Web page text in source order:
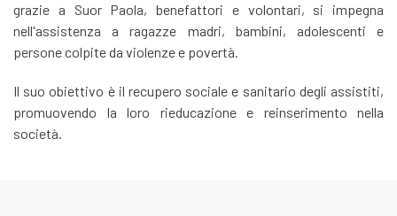
grazie a Suor Paola, benefattori e volontari, si impegna
nell'assistenza a ragazze madri, bambini, adolescenti e
persone colpite da violenze e povertà.
Il suo obiettivo è il recupero sociale e sanitario degli assistiti,
promuovendo la loro rieducazione e reinserimento nella
società.